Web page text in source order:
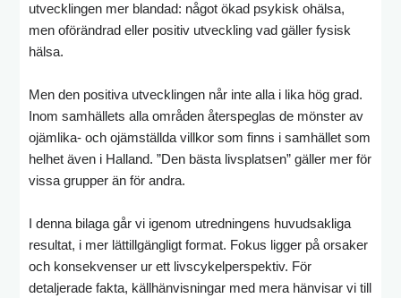
utvecklingen mer blandad: något ökad psykisk ohälsa,
men oförändrad eller positiv utveckling vad gäller fysisk
hälsa.
Men den positiva utvecklingen når inte alla i lika hög grad.
Inom samhällets alla områden återspeglas de mönster av
ojämlika- och ojämställda villkor som finns i samhället som
helhet även i Halland. ”Den bästa livsplatsen” gäller mer för
vissa grupper än för andra.
I denna bilaga går vi igenom utredningens huvudsakliga
resultat, i mer lättillgängligt format. Fokus ligger på orsaker
och konsekvenser ur ett livscykelperspektiv. För
detaljerade fakta, källhänvisningar med mera hänvisar vi till